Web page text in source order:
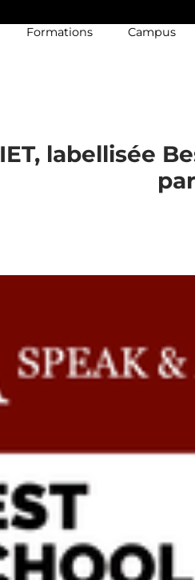
Formations Campus
IET, labellisée